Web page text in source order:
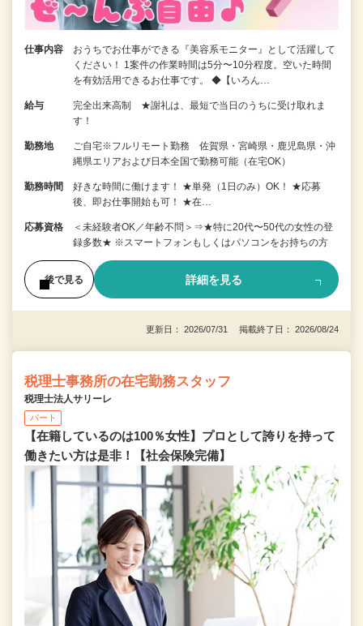
仕事内容
おうちでお仕事ができる『美容系モニター』として活躍して
ください！ 1案件の作業時間は5分〜10分程度。空いた時間
を有効活用できるお仕事です。 ◆【いろん…
給与
完全出来高制 ★謝礼は、最短で当日のうちに受け取れま
す！
勤務地
ご自宅※フルリモート勤務 佐賀県・宮崎県・鹿児島県・沖
縄県エリアおよび日本全国で勤務可能（在宅OK）
勤務時間
好きな時間に働けます！ ★単発（1日のみ）OK！ ★応募
後、即お仕事開始も可！ ★在…
応募資格
＜未経験者OK／年齢不問＞⇒★特に20代〜50代の女性の登
録多数★ ※スマートフォンもしくはパソコンをお持ちの方
後で見る 詳細を見る
更新日： 2026/07/31 掲載終了日： 2026/08/24
税理士事務所の在宅勤務スタッフ
税理士法人サリーレ
パート
【在籍しているのは100％女性】プロとして誇りを持って
働きたい方は是非！【社会保険完備】